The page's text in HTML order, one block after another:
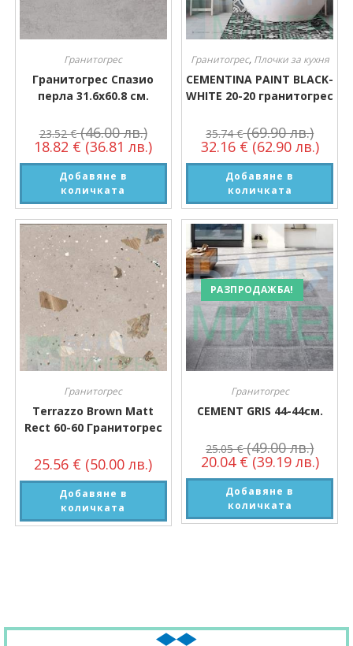
Гранитогрес
Гранитогрес Спазио
перла 31.6х60.8 см.
23.52€ (46.00 лв.)
18.82 € (36.81 лв.)
Добавяне в
количката
Гранитогрес, Плочки за кухня
CEMENTINA PAINT BLACK-
WHITE 20-20 гранитогрес
35.74€ (69.90 лв.)
32.16 € (62.90 лв.)
Добавяне в
количката
Гранитогрес
Terrazzo Brown Matt
Rect 60-60 Гранитогрес
25.56 € (50.00 лв.)
Добавяне в
количката
РАЗПРОДАЖБА!
Гранитогрес
CEMENT GRIS 44-44см.
25.05€ (49.00 лв.)
20.04 € (39.19 лв.)
Добавяне в
количката